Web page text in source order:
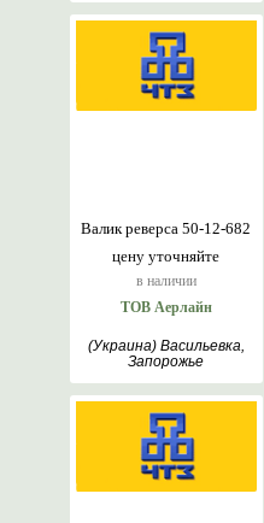
цену уточняйте
в наличии
Валик реверса 50-12-682
ТОВ Аерлайн
(Украина) Васильевка,
Запорожье